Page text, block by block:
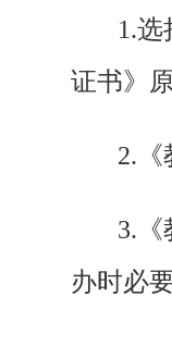
1.
证书》
2.
3.
办时必